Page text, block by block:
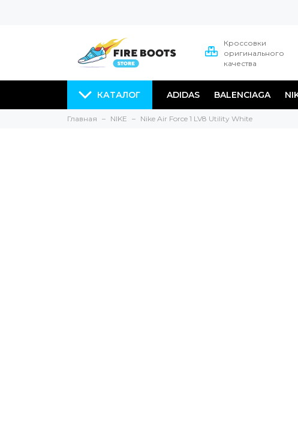
Кроссовки
оригинального
качества
КАТАЛОГ ADIDAS BALENCIAGA
Главная NIKE Nike Air Force 1 LV8 Utility White